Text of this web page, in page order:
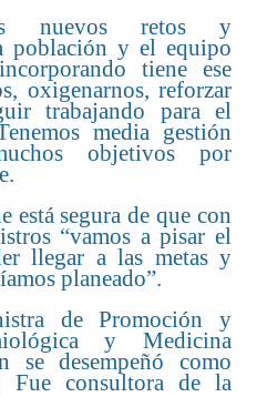
nuevos retos y
población y el equipo
tiene ese
oxigenarnos, reforzar
trabajando para el
media gestión
objetivos por
segura de que con
“vamos a pisar el
llegar a las metas y
planeado”.
de Promoción y
y Medicina
se desempeñó como
Fue consultora de la